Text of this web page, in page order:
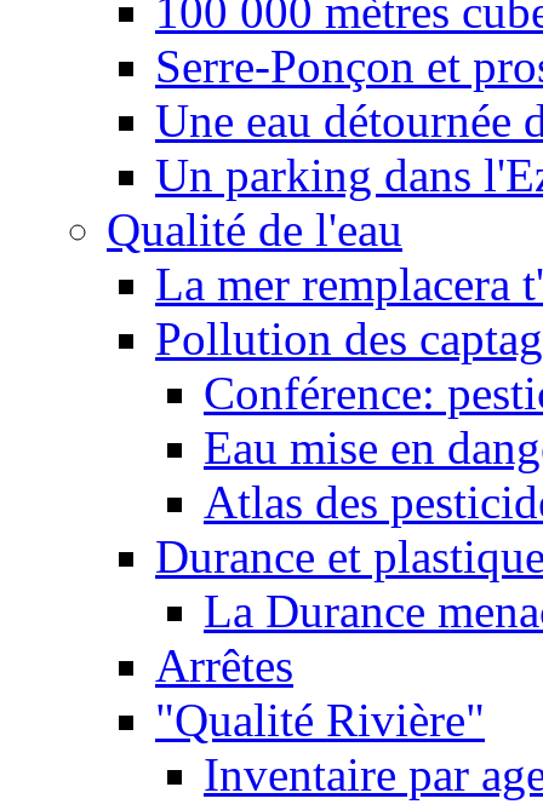
100 000 mètres
Serre-Ponçon et
Une eau détournée
Un parking dans
Qualité de l'eau
La mer remplacera
Pollution des
Conférence:
Eau mise en
Atlas des
Durance et
La Durance
Arrêtes
"Qualité Rivière"
Inventaire par